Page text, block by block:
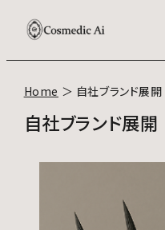
Home ＞ 自社ブランド展開
自社ブランド展開